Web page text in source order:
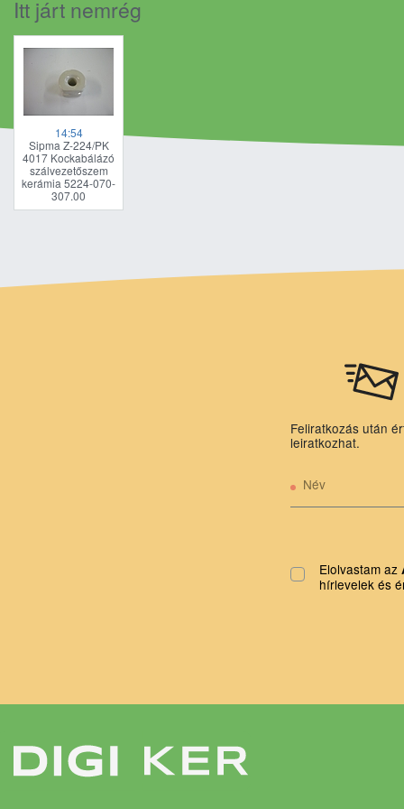
Itt járt nemrég
14:54
Sipma Z-224/PK
4017 Kockabálázó
szálvezetőszem
kerámia 5224-070-
307.00
Feliratkozás után
leiratkozhat.
Név
Elolvastam az
hírlevelek és